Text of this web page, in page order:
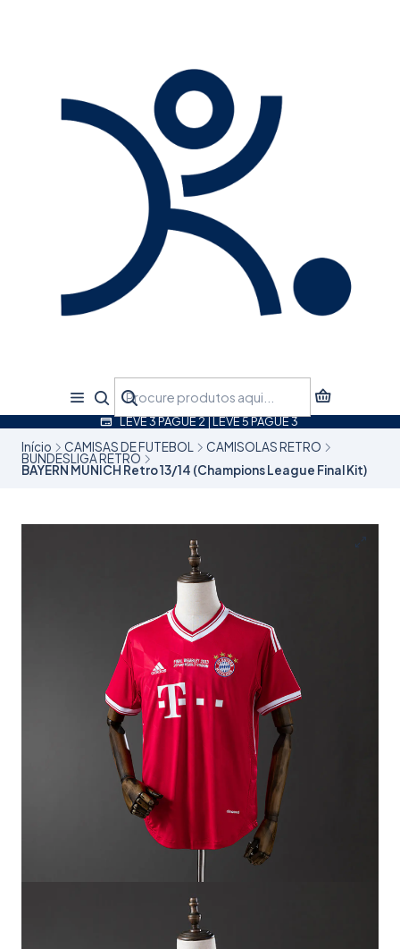
LEVE 3 PAGUE 2 | LEVE 5 PAGUE 3
Início CAMISAS DE FUTEBOL CAMISOLAS RETRO
BUNDESLIGA RETRO
BAYERN MUNICH Retro 13/14 (Champions League Final Kit)